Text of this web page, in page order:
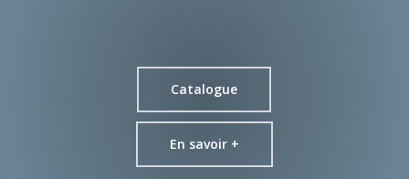
Algues
Catalogue
En savoir +